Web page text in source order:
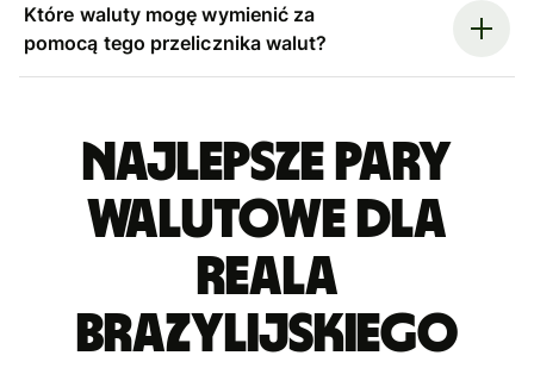
Które waluty mogę wymienić za
pomocą tego przelicznika walut?
Najlepsze pary
walutowe dla
reala
brazylijskiego